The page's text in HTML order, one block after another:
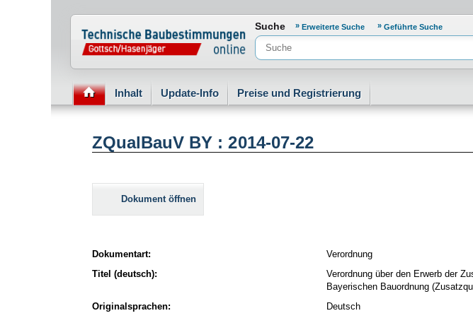
Normenportal Barrierefreiheit
Suche Erweiterte Suche Geführte Suche
Inhalt Update-Info Preise und Registrierung
ZQualBauV BY : 2014-07-22
Dokument öffnen
Dokumentart:
Verordnung
Titel (deutsch):
Verordnung über den Erwerb der
Bayerischen Bauordnung
Originalsprachen:
Deutsch